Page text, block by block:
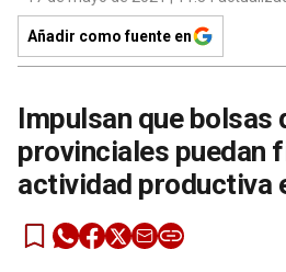
Añadir como fuente en
Impulsan que bolsas
provinciales puedan
actividad productiva